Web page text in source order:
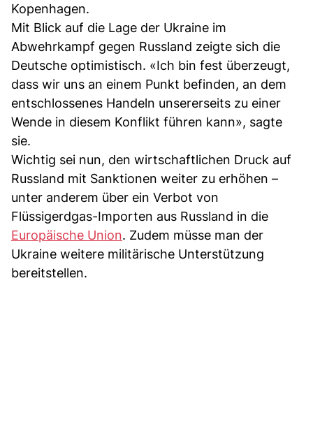
Kopenhagen.
Mit Blick auf die Lage der Ukraine im
Abwehrkampf gegen Russland zeigte sich die
Deutsche optimistisch. «Ich bin fest überzeugt,
dass wir uns an einem Punkt befinden, an dem
entschlossenes Handeln unsererseits zu einer
Wende in diesem Konflikt führen kann», sagte
sie.
Wichtig sei nun, den wirtschaftlichen Druck auf
Russland mit Sanktionen weiter zu erhöhen –
unter anderem über ein Verbot von
Flüssigerdgas-Importen aus Russland in die
Europäische Union. Zudem müsse man der
Ukraine weitere militärische Unterstützung
bereitstellen.